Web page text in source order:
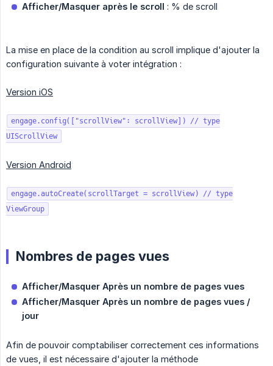
Afficher/Masquer après le scroll : % de scroll
La mise en place de la condition au scroll implique d'ajouter la
configuration suivante à voter intégration :
Version iOS
engage.config(["scrollView": scrollView]) // type
UIScrollView
Version Android
engage.autoCreate(scrollTarget = scrollView) // type
ViewGroup
Nombres de pages vues
Afficher/Masquer Après un nombre de pages vues
Afficher/Masquer Après un nombre de pages vues /
jour
Afin de pouvoir comptabiliser correctement ces informations
de vues, il est nécessaire d'ajouter la méthode